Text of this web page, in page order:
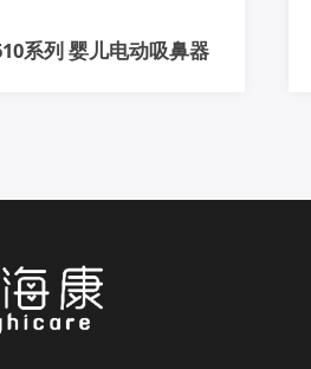
系列 婴儿电动吸鼻器